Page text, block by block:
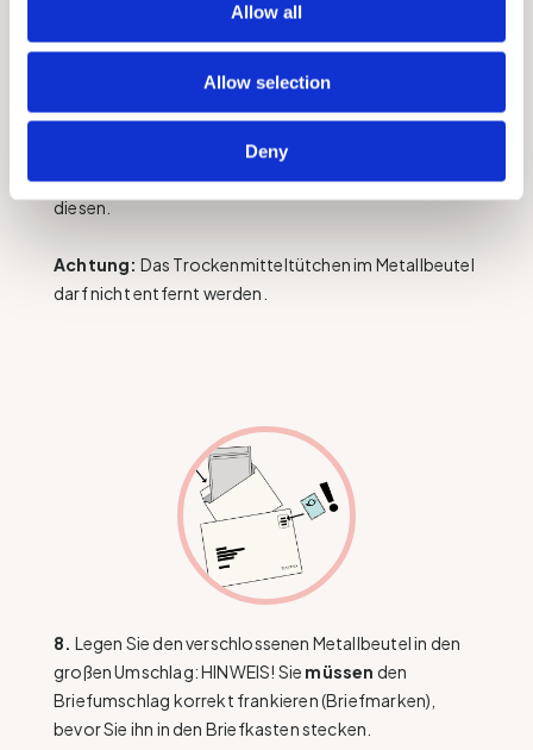
Allow all
Allow selection
Deny
7.Stecken Sie dieProbekartein den
Papierumschlag. Stecken Sie den Papierumschlag
anschließend in den Metallbeutel undschließenSie
diesen.
Achtung: Das Trockenmitteltütchen im Metallbeutel
darf nicht entfernt werden.
8. Legen Sie den verschlossenen Metallbeutel in den
großen Umschlag: HINWEIS! Sie müssen den
Briefumschlag korrekt frankieren (Briefmarken),
bevor Sie ihn in den Briefkasten stecken.